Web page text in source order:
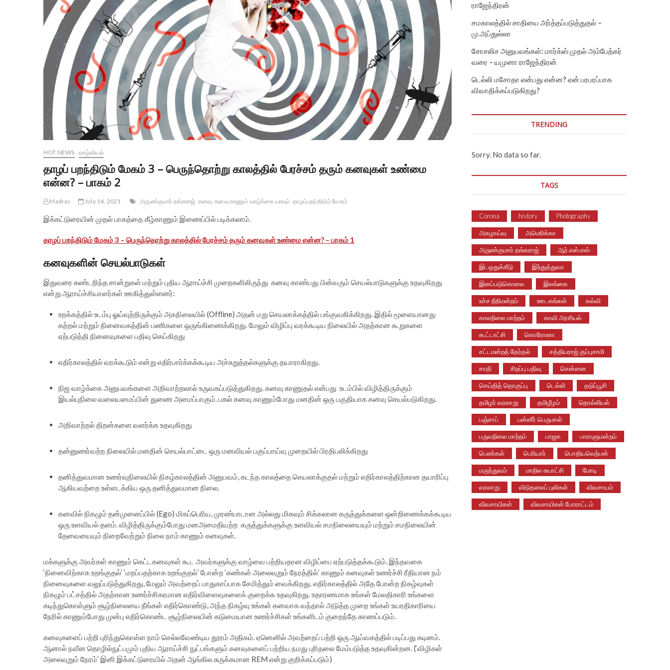
HOT NEWS வாழ்வியல்
தாழப் பறந்திடும் மேகம் 3 – பெருந்தொற்று காலத்தில் பேரச்சம் தரும் கனவுகள் உண்மை
என்ன? – பாகம் 2
Madras July 14, 2021 அருண்குமார் தங்கராஜ் கனவு கனவு காணும் வாழ்க்கை யாவும் தாழப்பறந்திடும் மேகம்
இக்கட்டுரையின் முதல் பாகத்தை கீழ்காணும் இணைப்பில் படிக்கலாம்.
தாழப் பறந்திடும் மேகம் 3 – பெருந்தொற்று காலத்தில் பேரச்சம் தரும் கனவுகள் உண்மை என்ன? – பாகம் 1
கனவுகளின் செயல்பாடுகள்
இதுவரை கண்டறிந்த சான்றுகள் மற்றும் புதிய ஆராய்ச்சி முறைகளிலிருந்து கனவு காண்பது பின்வரும் செயல்பாடுகளுக்கு உதவுகிறது
என்று ஆராய்ச்சியாளர்கள் ஊகித்துள்ளனர்:
உறக்கத்தில் உடம்பு ஓய்வுற்றிருக்கும் அகநிலையில் (Offline) அதன் மறு செயலாக்கத்தில் பங்குவகிக்கிறது. இதில் மூளையானது
கற்றல் மற்றும் நினைவகத்தின் பணிகளை ஒருங்கிணைக்கிறது. மேலும் விழிப்பு வரக்கூடிய நிலையில் அதற்கான கூறுகளை
ஏற்படுத்தி நினைவுகளை பதிவு செய்கிறது
எதிர்காலத்தில் வரக்கூடும் என்று எதிர்பார்க்கக்கூடிய அச்சுறுத்தல்களுக்கு தயாராகிறது.
நிஜ வாழ்க்கை அனுபவங்களை அறிவாற்றலால் உருவகப்படுத்துகிறது. கனவு காணுதல் என்பது உடம்பில் விழித்திருக்கும்
இயல்புநிலை வலையமைப்பின் துணை அமைப்பாகும். பகல் கனவு காணும்போது மனதின் ஒரு பகுதியாக கனவு செயல்படுகிறது.
அறிவாற்றல் திறன்களை வளர்க்க உதவுகிறது
தன்னுணர்வற்ற நிலையில் மனதின் செயல்பாட்டை ஒரு மனவியல் பகுப்பாய்வு முறையில் பிரதிபலிக்கிறது
தனித்துவமான உணர்வுநிலையில் நிகழ்காலத்தின் அனுபவம், கடந்த காலத்தை செயலாக்குதல் மற்றும் எதிர்காலத்திற்கான தயாரிப்பு
ஆகியவற்றை உள்ளடக்கிய ஒரு தனித்துவமான நிலை.
கனவில் நிகழும் தன்முனைப்பில் (Ego) மிகப்பெரிய, முரண்பாடான அல்லது மிகவும் சிக்கலான கருத்துக்களை ஒன்றிணைக்கக்கூடிய
ஒரு உளவியல் தளம். விழித்திருக்கும்போது மனஅமைதியற்ற கருத்துக்களுக்கு உளவியல் சமநிலையையும் மற்றும் சமநிலையின்
தேவையையும் நிறைவேற்றும் நிலை நாம் காணும் கனவுகள்.
மக்களுக்கு அவர்கள் காணும் கெட்டகனவுகள் கூட அவர்களுக்கு வாழ்வை பற்றியதான விழிப்பை ஏற்படுத்தக்கூடும். இந்தவகை
‘நினைவிற்காக உறங்குதல்’ ‘மறப்பதற்காக உறங்குதல்’ போன்ற ‘கண்கள் அலைவுறும் நேரத்தில்’ காணும் கனவுகள் உணர்ச்சி ரீதியான நம்
நினைவுகளை வலுப்படுத்துகிறது, மேலும் அவற்றைப் பாதுகாப்பாக சேமித்தும் வைக்கிறது. எதிர்காலத்தில் அதே போன்ற நிகழ்வுகள்
நிகழும் பட்சத்தில் அதற்கான உணர்ச்சிகரமான எதிர்விளைவுகளைக் குறைக்க உதவுகிறது. உதாரணமாக உங்கள் மேலதிகாரி உங்களை
கடிந்துகொள்ளும் சூழ்நிலையை நீங்கள் எதிர்கொண்டு, அந்த நிகழ்வு உங்கள் கனவாக வந்தால் அடுத்த முறை உங்கள் உயரதிகாரியை
நேரில் காணும்போது முன்பு எதிர்கொண்ட சூழ்நிலையின் கடுமையான உணர்ச்சிகள் உங்களிடம் குறைந்தே காணப்படும்.
கனவுகளைப் பற்றி புரிந்துகொள்ள நாம் செல்லவேண்டிய தூரம் அதிகம். ஏனெனில் அவற்றைப் பற்றி ஒரு ஆய்வகத்தில் படிப்பது கடினம்.
ஆனால் நவீன தொழில்நுட்பமும் புதிய ஆராய்ச்சி நுட்பங்களும் கனவுகளைப் பற்றிய நமது புரிதலை மேம்படுத்த உதவுகின்றன. (‘விழிகள்
அலைவுறும் நேரம்’ இனி இக்கட்டுரையில் அதன் ஆங்கில சுருக்கமான REM என்று குறிக்கப்படும்)
ராஜேந்திரன்
சமகாலத்தில் சாதியை அர்த்தப்படுத்துதல் –
மு.அப்துல்லா
சோசலிச அனுபவங்கள்: மார்க்ஸ் முதல் அம்பேத்கர்
வரை – யமுனா ராஜேந்திரன்
டெல்லி மசோதா என்பது என்ன? ஏன் பரபரப்பாக
விவாதிக்கப்படுகிறது?
TRENDING
Sorry. No data so far.
TAGS
Corona history Photography
அகழாய்வு அமெரிக்கா
அருண்குமார் தங்கராஜ் ஆர்.எஸ்.எஸ்
இடஒதுக்கீடு இந்துத்துவா
இனப்படுகொலை இலங்கை
உச்ச நீதிமன்றம் ஊடகங்கள் கல்வி
காலநிலை மாற்றம் காவி அரசியல்
கூட்டாட்சி கொரோனா
சட்டமன்றத் தேர்தல் சத்தியராஜ் குப்புசாமி
சாதி சிறப்பு பதிவு சென்னை
செய்தித் தொகுப்பு டெல்லி தடுப்பூசி
தமிழர் வரலாறு தமிழீழம் தொல்லியல்
பஞ்சாப் பன்னீர் பெருமாள்
பருவநிலை மாற்றம் பாஜக பாராளுமன்றம்
பெண்கள் பெரியார் பொதியவெற்பன்
மருத்துவம் மாநில சுயாட்சி மோடி
வரலாறு விடுதலைப் புலிகள் விவசாயம்
விவசாயிகள் விவசாயிகள் போராட்டம்